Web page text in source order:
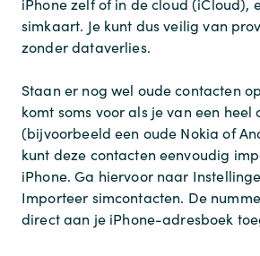
simkaart. Je kunt dus veilig van
zonder dataverlies.
Staan er nog wel oude contacten
komt soms voor als je van een heel
(bijvoorbeeld een oude Nokia of
kunt deze contacten eenvoudig
iPhone. Ga hiervoor naar
Importeer simcontacten. De
direct aan je iPhone-adresboek